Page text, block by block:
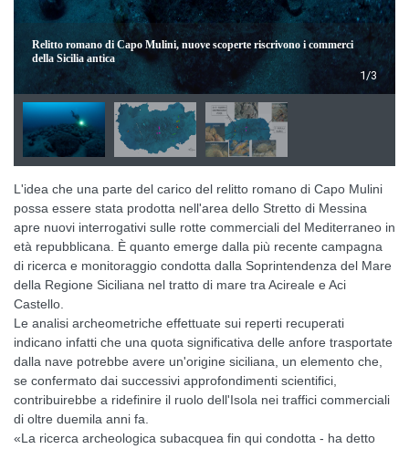
Relitto romano di Capo Mulini, nuove scoperte riscrivono i commerci
della Sicilia antica
1/3
L'idea che una parte del carico del relitto romano di Capo Mulini
possa essere stata prodotta nell'area dello Stretto di Messina
apre nuovi interrogativi sulle rotte commerciali del Mediterraneo in
età repubblicana. È quanto emerge dalla più recente campagna
di ricerca e monitoraggio condotta dalla Soprintendenza del Mare
della Regione Siciliana nel tratto di mare tra Acireale e Aci
Castello.
Le analisi archeometriche effettuate sui reperti recuperati
indicano infatti che una quota significativa delle anfore trasportate
dalla nave potrebbe avere un'origine siciliana, un elemento che,
se confermato dai successivi approfondimenti scientifici,
contribuirebbe a ridefinire il ruolo dell'Isola nei traffici commerciali
di oltre duemila anni fa.
«La ricerca archeologica subacquea fin qui condotta - ha detto